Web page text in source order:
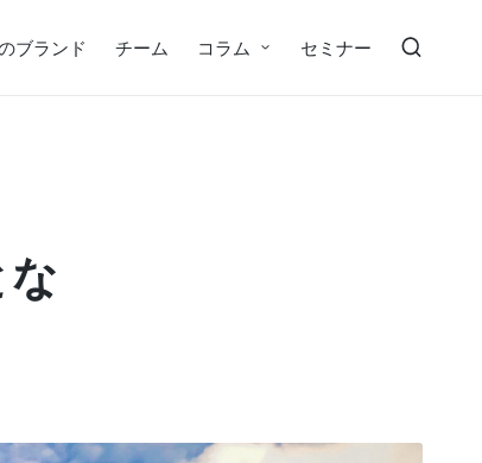
ブランド チーム コラム セミナー
な